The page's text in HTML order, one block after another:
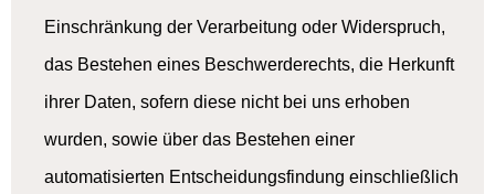
Einschränkung der Verarbeitung oder Widerspruch,
das Bestehen eines Beschwerderechts, die Herkunft
ihrer Daten, sofern diese nicht bei uns erhoben
wurden, sowie über das Bestehen einer
automatisierten Entscheidungsfindung einschließlich